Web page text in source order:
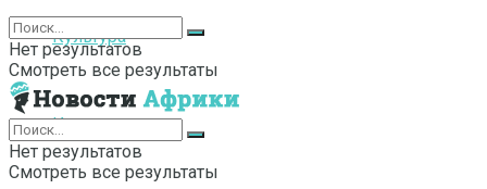
Культура
Интернет
Нет результатов
Смотреть все результаты
Нет результатов
Смотреть все результаты